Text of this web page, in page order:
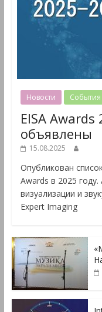
Новости События
EISA
объявлены
15.08.2025
Опубликован
Awards в 2025
визуализации и
Expert Imaging